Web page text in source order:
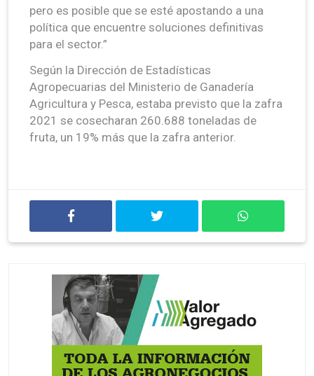
pero es posible que se esté apostando a una
política que encuentre soluciones definitivas
para el sector.”
Según la Dirección de Estadísticas
Agropecuarias del Ministerio de Ganadería
Agricultura y Pesca, estaba previsto que la zafra
2021 se cosecharan 260.688 toneladas de
fruta, un 19% más que la zafra anterior.